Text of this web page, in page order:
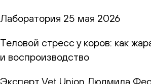
Лаборатория 25 мая 2026
Теловой стресс у коров: как
и воспроизводство
Эксперт Vet Union Людмила